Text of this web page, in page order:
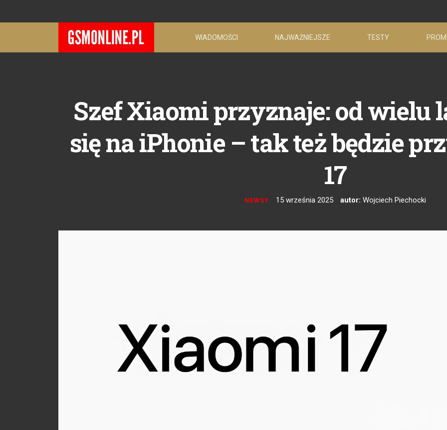
WIADOMOŚCI NAJWAŻNIEJSZE TESTY
Szef Xiaomi przyznaje: od wielu
się na iPhonie – tak też będzie
17
NEWSY 15 września 2025 autor: Wojciech Piechocki